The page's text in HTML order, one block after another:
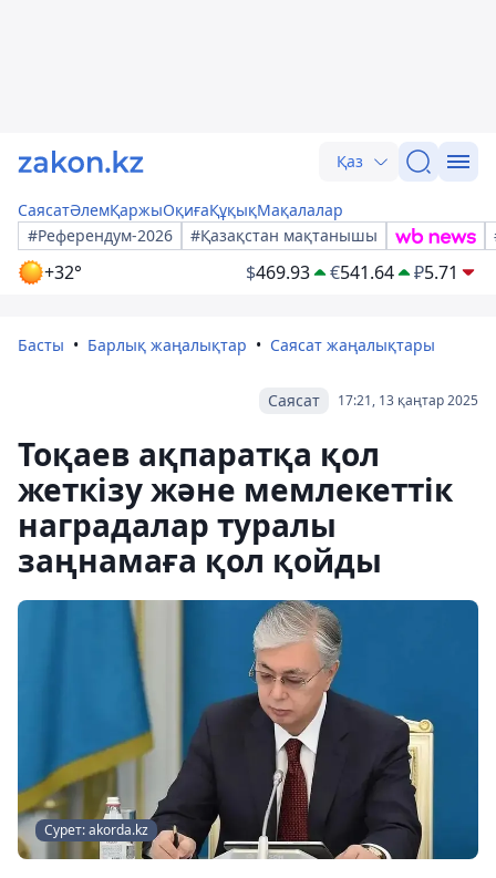
Қаз
СаясатӘлемҚаржыОқиғаҚұқықМақалалар
#Референдум-2026
#Қазақстан мақтанышы
+32° $469.93 €541.64 ₽5.71
Басты Барлық жаңалықтар Саясат жаңалықтары
17:21, 13 қаңтар 2025
Саясат
Тоқаев ақпаратқа қол
жеткізу және мемлекеттік
наградалар туралы
заңнамаға қол қойды
Сурет: akorda.kz